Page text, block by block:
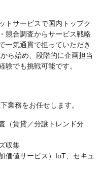
トサービスで国内トップク
競合調査からサービス戦略
一気通貫で担っていただき
ら始め、段階的に企画担当
験でも挑戦可能です。
業務をお任せします。
（賃貸／分譲トレンド分
収集
価値サービス）IoT、セキュ